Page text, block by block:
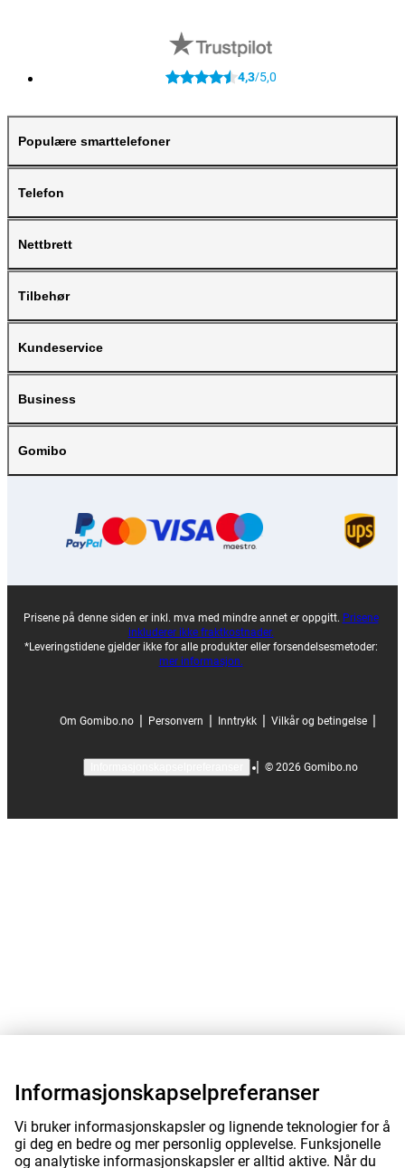
4,3/5,0
Populære smarttelefoner
Telefon
Nettbrett
Tilbehør
Kundeservice
Business
Gomibo
Prisene på denne siden er inkl. mva med mindre annet er oppgitt. Prisene
inkluderer ikke fraktkostnader.
*Leveringstidene gjelder ikke for alle produkter eller forsendelsesmetoder:
mer informasjon.
Om Gomibo.no | Personvern | Inntrykk | Vilkår og betingelse |
| © 2026 Gomibo.no
Informasjonskapselpreferanser
Vi bruker informasjonskapsler og lignende teknologier for å
gi deg en bedre og mer personlig opplevelse. Funksjonelle
og analytiske informasjonskapsler er alltid aktive. Når du